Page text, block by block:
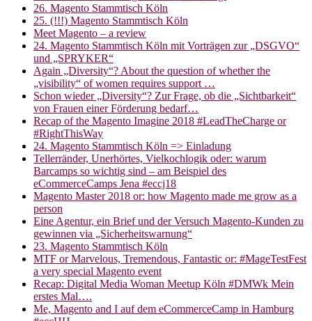
26. Magento Stammtisch Köln
25. (!!!) Magento Stammtisch Köln
Meet Magento – a review
24. Magento Stammtisch Köln mit Vorträgen zur „DSGVO“
und „SPRYKER“
Again „Diversity“? About the question of whether the
„visibility“ of women requires support …
Schon wieder „Diversity“? Zur Frage, ob die „Sichtbarkeit“
von Frauen einer Förderung bedarf…
Recap of the Magento Imagine 2018 #LeadTheCharge or
#RightThisWay
24. Magento Stammtisch Köln => Einladung
Tellerränder, Unerhörtes, Vielkochlogik oder: warum
Barcamps so wichtig sind – am Beispiel des
eCommerceCamps Jena #eccj18
Magento Master 2018 or: how Magento made me grow as a
person
Eine Agentur, ein Brief und der Versuch Magento-Kunden zu
gewinnen via „Sicherheitswarnung“
23. Magento Stammtisch Köln
MTF or Marvelous, Tremendous, Fantastic or: #MageTestFest
a very special Magento event
Recap: Digital Media Woman Meetup Köln #DMWk Mein
erstes Mal….
Me, Magento and I auf dem eCommerceCamp in Hamburg